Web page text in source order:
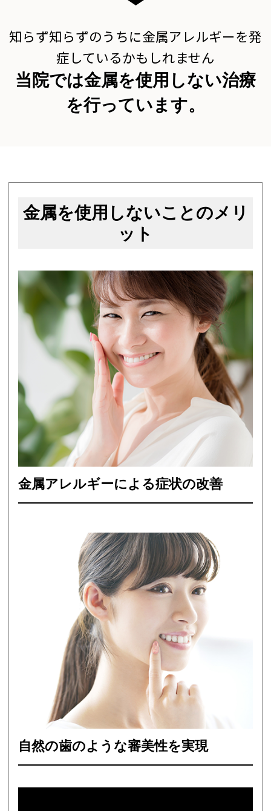
知らず知らずのうちに金属アレルギーを発
症しているかもしれません
当院では金属を使用しない治療
を行っています。
金属を使用しないことのメリ
ット
金属アレルギーによる症状の改善
自然の歯のような審美性を実現